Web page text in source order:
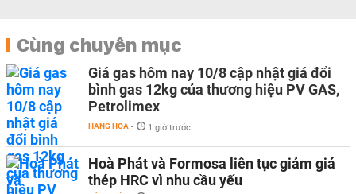
Cùng chuyên mục
Giá gas hôm nay 10/8 cập nhật giá đổi
bình gas 12kg của thương hiệu PV GAS,
Petrolimex
HÀNG HÓA - 1 giờ trước
Hoà Phát và Formosa liên tục giảm giá
thép HRC vì nhu cầu yếu